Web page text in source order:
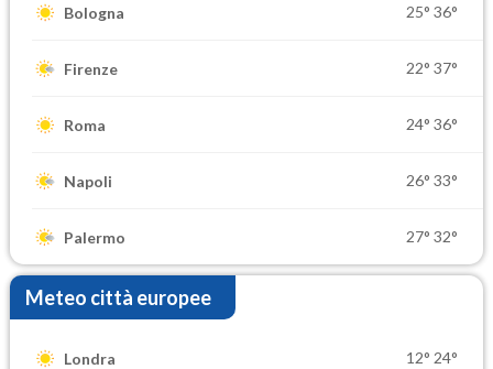
Bologna 25° 36°
Firenze 22° 37°
Roma 24° 36°
Napoli 26° 33°
Palermo 27° 32°
Meteo città europee
Londra 12° 24°